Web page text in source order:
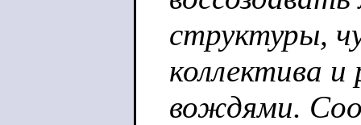
структуры,
коллектива и
вождями.